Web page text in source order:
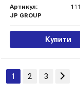
Артикул:
JP GROUP
Купити
1 2 3